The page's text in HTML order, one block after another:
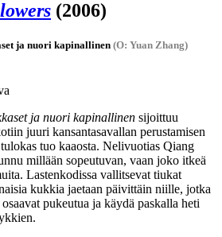
(2006)
ja nuori kapinallinen (O: Yuan Zhang)
ja nuori kapinallinen sijoittuu
juuri kansantasavallan perustamisen
tuo kaaosta. Nelivuotias Qiang
millään sopeutuvan, vaan joko itkeä
Lastenkodissa vallitsevat tiukat
kukkia jaetaan päivittäin niille, jotka
pukeutua ja käydä paskalla heti